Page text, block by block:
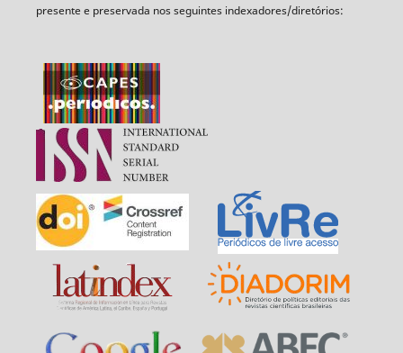
presente e preservada nos seguintes indexadores/diretórios: